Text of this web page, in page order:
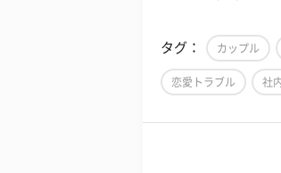
タグ： カップル
恋愛トラブル 社